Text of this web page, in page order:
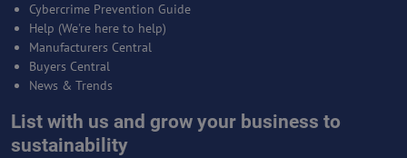
Cybercrime Prevention Guide
Help (We're here to help)
Manufacturers Central
Buyers Central
News & Trends
List with us and grow your business to
sustainability